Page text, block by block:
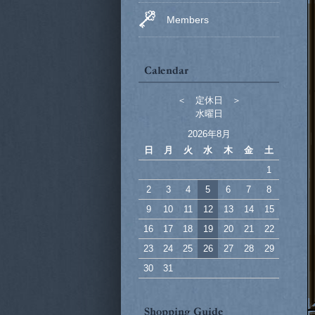
Members
＜ 定休日 ＞
水曜日
2026年8月
日
月 火 水 木 金
土
1
2
3 4 5 6 7
8
9
10 11 12 13 14
15
16
17 18 19 20 21
22
23
24 25 26 27 28
29
30
31